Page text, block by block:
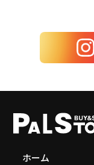
ホーム